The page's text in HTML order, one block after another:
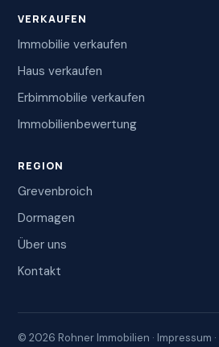
VERKAUFEN
Immobilie verkaufen
Haus verkaufen
Erbimmobilie verkaufen
Immobilienbewertung
REGION
Grevenbroich
Dormagen
Über uns
Kontakt
© 2026 Rohner Immobilien · Impressum ·